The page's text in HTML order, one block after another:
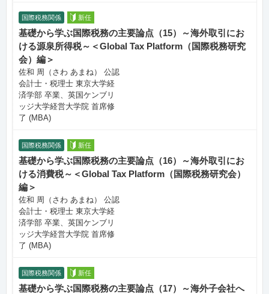
国際税務関係 新任
基礎から学ぶ国際税務の主要論点（15）～海外取引にお
ける源泉所得税～＜Global Tax Platform（国際税務研究
会）編＞
佐和 周（さわ あまね） 公認
会計士・税理士 東京大学経
済学部 卒業、英国ケンブリ
ッジ大学経営大学院 首席修
了 (MBA)
国際税務関係 新任
基礎から学ぶ国際税務の主要論点（16）～海外取引にお
ける消費税～＜Global Tax Platform（国際税務研究会）
編＞
佐和 周（さわ あまね） 公認
会計士・税理士 東京大学経
済学部 卒業、英国ケンブリ
ッジ大学経営大学院 首席修
了 (MBA)
国際税務関係 新任
基礎から学ぶ国際税務の主要論点（17）～海外子会社へ